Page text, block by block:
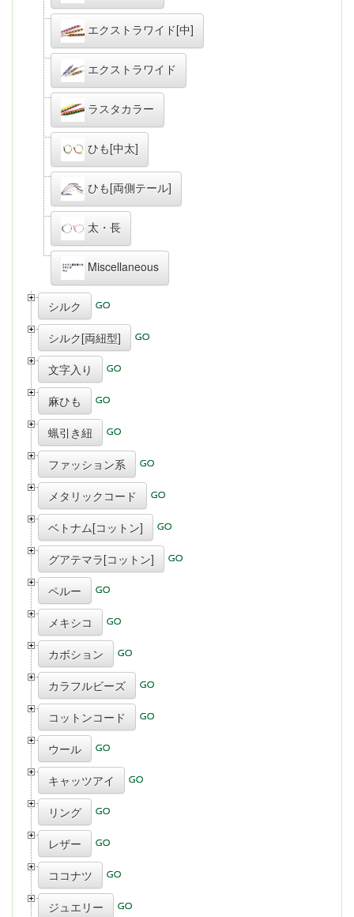
エクストラワイド[中]
エクストラワイド
ラスタカラー
ひも[中太]
ひも[両側テール]
太・長
Miscellaneous
シルク
シルク[両紐型]
文字入り
麻ひも
蝋引き紐
ファッション系
メタリックコード
ベトナム[コットン]
グアテマラ[コットン]
ペルー
メキシコ
カボション
カラフルビーズ
コットンコード
ウール
キャッツアイ
リング
レザー
ココナツ
ジュエリー